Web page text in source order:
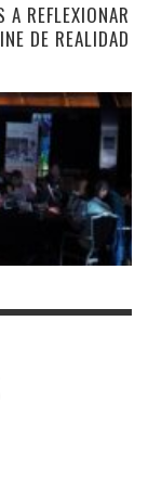
REFLEXIONAR
DE REALIDAD